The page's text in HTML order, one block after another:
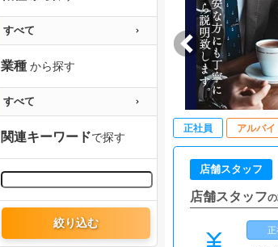
正社員 アルバイ
店舗スタッフ
店舗スタッフ
正
すべて
業種 から探す
すべて
関連キーワードで探す
絞り込む